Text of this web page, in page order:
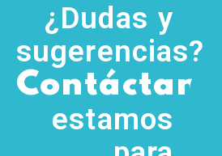
¿Dudas y
sugerencias?
Contáctanos
estamos